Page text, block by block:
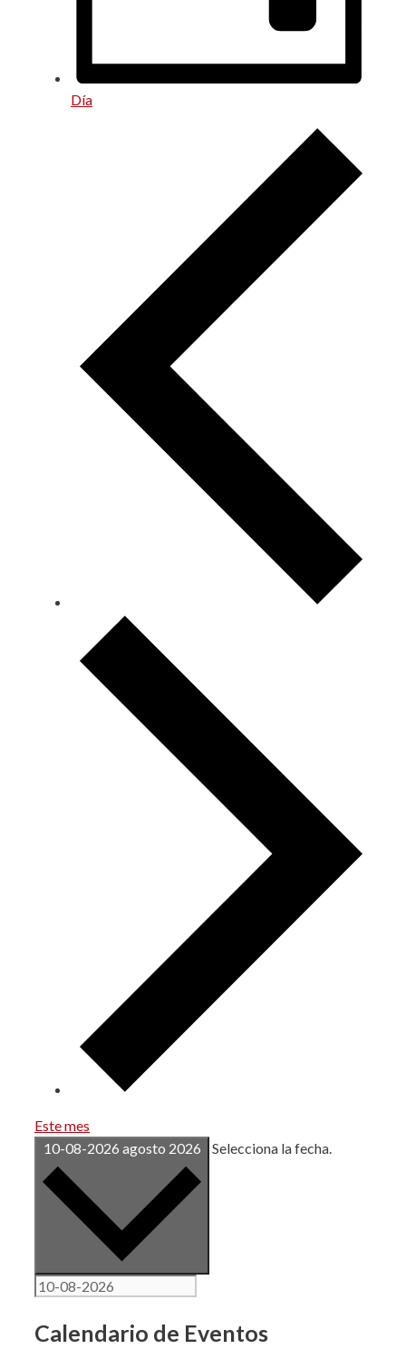
Día
Este mes
10-08-2026 agosto 2026 Selecciona la fecha.
Calendario de Eventos